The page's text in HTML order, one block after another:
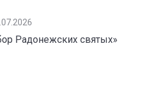
Радонежских святых»